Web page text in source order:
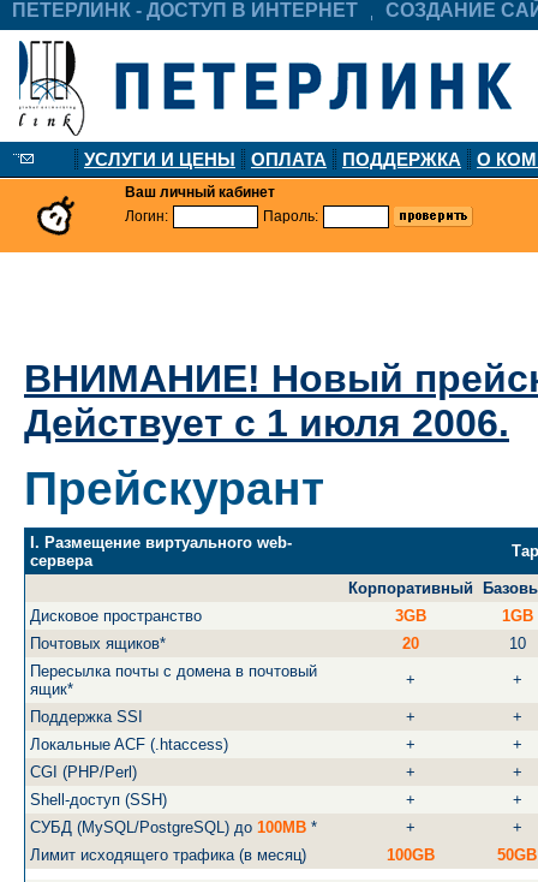
ПЕТЕРЛИНК - ДОСТУП В ИНТЕРНЕТ СОЗДАНИЕ
УСЛУГИ И ЦЕНЫ ОПЛАТА ПОДДЕРЖКА О
Ваш личный кабинет
Логин:
Пароль:
ВНИМАНИЕ! Новый
Действует с 1 июля 2006.
Прейскурант
I. Размещение виртуального web-
сервера
Корпоративный
Дисковое пространство
3GB
1GB
Почтовых ящиков*
20
10
Пересылка почты c домена в почтовый
ящик*
+ +
Поддержка SSI +
+
Локальныe ACF (.htaccess)
+
+
CGI (PHP/Perl)
+
+
Shell-доступ (SSH)
+
+
СУБД (MySQL/PostgreSQL) до 100MB * +
+
Лимит исходящего трафика (в месяц)
100GB 50GB